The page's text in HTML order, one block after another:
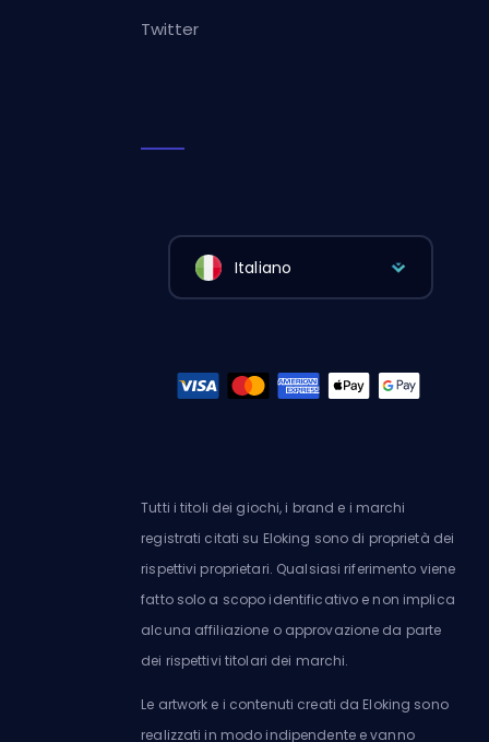
Twitter
Italiano
Tutti i titoli dei giochi, i brand e i marchi
registrati citati su Eloking sono di proprietà dei
rispettivi proprietari. Qualsiasi riferimento viene
fatto solo a scopo identificativo e non implica
alcuna affiliazione o approvazione da parte
dei rispettivi titolari dei marchi.
Le artwork e i contenuti creati da Eloking sono
realizzati in modo indipendente e vanno